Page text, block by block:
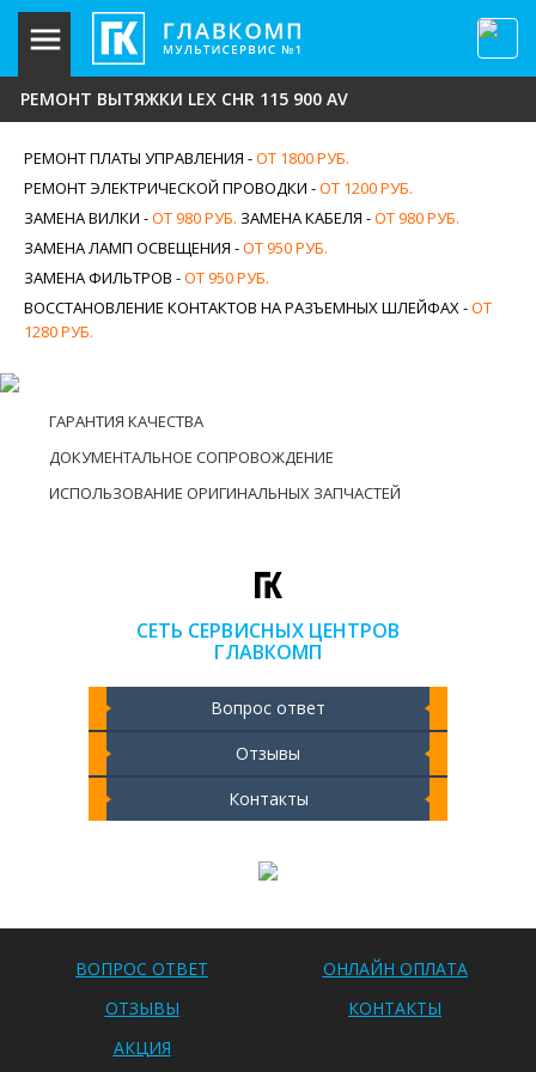
СЕТЬ СЕРВИСНЫХ ЦЕНТРОВ
ГЛАВКОМП
Вопрос ответ
Отзывы
Контакты
РЕМОНТ ВЫТЯЖКИ LEX CHR 115 900 AV
РЕМОНТ ПЛАТЫ УПРАВЛЕНИЯ -ОТ 1800 РУБ.
РЕМОНТ ЭЛЕКТРИЧЕСКОЙ ПРОВОДКИ -ОТ 1200 РУБ.
ЗАМЕНА ВИЛКИ -ОТ 980 РУБ. ЗАМЕНА КАБЕЛЯ -ОТ 980 РУБ.
ЗАМЕНА ЛАМП ОСВЕЩЕНИЯ -ОТ 950 РУБ.
ЗАМЕНА ФИЛЬТРОВ -ОТ 950 РУБ.
ВОССТАНОВЛЕНИЕ КОНТАКТОВ НА РАЗЪЕМНЫХ ШЛЕЙФАХ -ОТ
1280 РУБ.
ГАРАНТИЯ КАЧЕСТВА
ДОКУМЕНТАЛЬНОЕ СОПРОВОЖДЕНИЕ
ИСПОЛЬЗОВАНИЕ ОРИГИНАЛЬНЫХ ЗАПЧАСТЕЙ
ВОПРОС ОТВЕТ
ОНЛАЙН ОПЛАТА
ОТЗЫВЫ
КОНТАКТЫ
АКЦИЯ